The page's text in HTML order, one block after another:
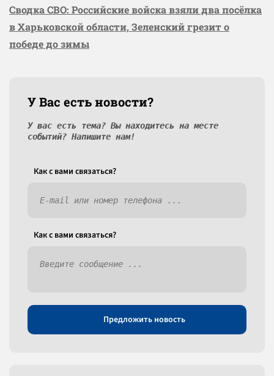
Сводка СВО: Российские войска взяли два посёлка
в Харьковской области, Зеленский грезит о
победе до зимы
У Вас есть новости?
У вас есть тема? Вы находитесь на месте
событий? Напишите нам!
Как c вами связаться?
Как c вами связаться?
Предложить новость